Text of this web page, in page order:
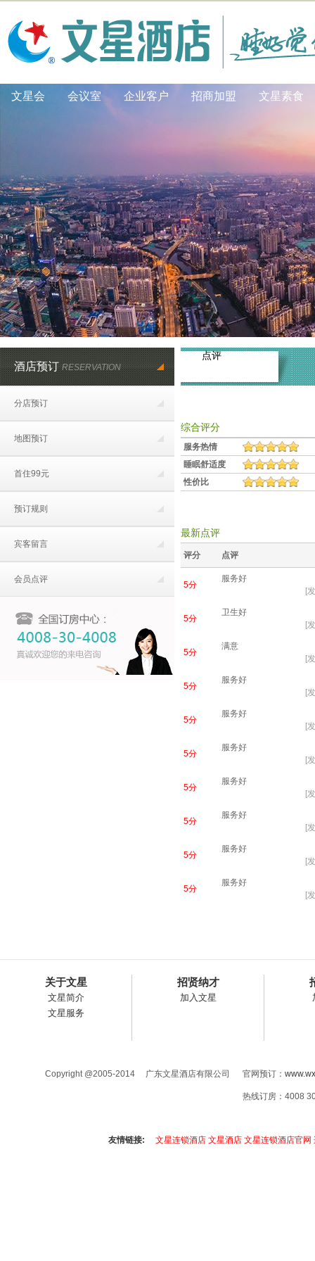
文星会 会议室 企业客户 招商加盟 文星素食
酒店预订RESERVATION
分店预订
地图预订
首住99元
预订规则
宾客留言
会员点评
点评
综合评分
服务热情
睡眠舒适度
性价比
最新点评
评分 点评
5分
服务好
[
5分
卫生好
[
5分
满意
[
5分
服务好
[
5分
服务好
[
5分
服务好
[
5分
服务好
[
5分
服务好
[
5分
服务好
[
5分
服务好
[
关于文星
文星简介
文星服务
招贤纳才
加入文星
Copyright @2005-2014 广东文星酒店有限公司 官网预订：
热线订房：4008
友情链接: 文星连锁酒店 文星酒店 文星连锁酒店官网